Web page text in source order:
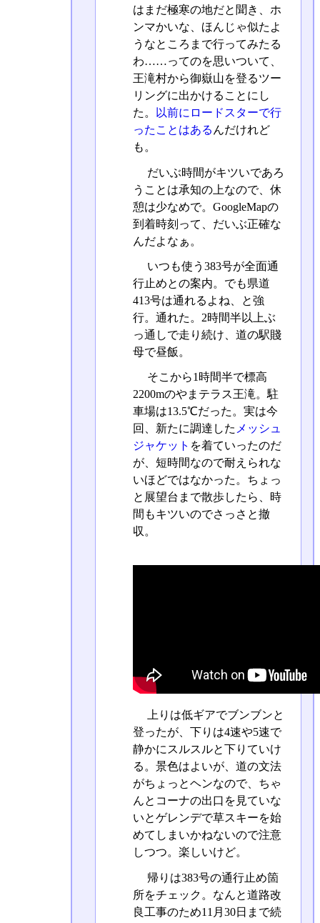
はまだ極寒の地だと聞き、ホ
ンマかいな、ほんじゃ似たよ
うなところまで行ってみたる
わ……ってのを思いついて、
王滝村から御嶽山を登るツー
リングに出かけることにし
た。
以前にロードスターで行
ったことはある んだけれど
も。
だいぶ時間がキツいであろ
うことは承知の上なので、休
憩は少なめで。GoogleMapの
到着時刻って、だいぶ正確な
んだよなぁ。
いつも使う383号が全面通
行止めとの案内。でも県道
413号は通れるよね、と強
行。通れた。2時間半以上ぶ
っ通しで走り続け、道の駅賤
母で昼飯。
そこから1時間半で標高
2200mのやまテラス王滝。駐
車場は13.5℃だった。実は今
回、新たに調達した メッシュ
ジャケット を着ていったのだ
が、短時間なので耐えられな
いほどではなかった。ちょっ
と展望台まで散歩したら、時
間もキツいのでさっさと撤
収。
上りは低ギアでブンブンと
登ったが、下りは4速や5速で
静かにスルスルと下りていけ
る。景色はよいが、道の文法
がちょっとヘンなので、ちゃ
んとコーナの出口を見ていな
いとゲレンデで草スキーを始
めてしまいかねないので注意
しつつ。楽しいけど。
帰りは383号の通行止め箇
所をチェック。なんと道路改
良工事のため11月30日まで続